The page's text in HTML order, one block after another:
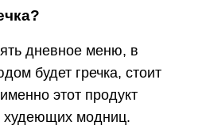
дневное меню, в
будет гречка, стоит
этот продукт
модниц.